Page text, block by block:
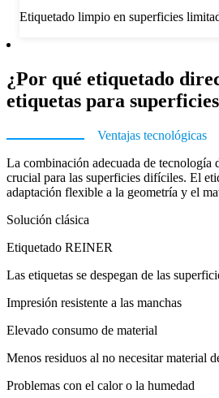
Etiquetado limpio en superficies
¿Por qué etiquetado
etiquetas para
Ventajas tecnológicas
La combinación adecuada de tecnología
crucial para las superficies difíciles. El
adaptación flexible a la geometría y el
Solución clásica
Etiquetado REINER
Las etiquetas se despegan de las
Impresión resistente a las manchas
Elevado consumo de material
Menos residuos al no necesitar material
Problemas con el calor o la humedad